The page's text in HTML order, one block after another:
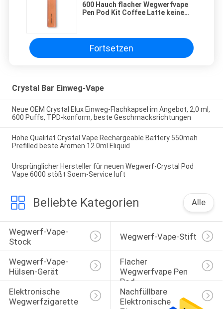
600 Hauch flacher Wegwerfvape
Pen Pod Kit Coffee Latte keine
Fortsetzen
Crystal Bar Einweg-Vape
Neue OEM Crystal Elux Einweg-Flachkapsel im Angebot, 2,0 ml,
600 Puffs, TPD-konform, beste Geschmacksrichtungen
Hohe Qualität Crystal Vape Rechargeable Battery 550mah
Prefilled beste Aromen 12.0ml Eliquid
Ursprünglicher Hersteller für neuen Wegwerf-Crystal Pod
Vape 6000 stößt Soem-Service luft
Beliebte Kategorien Alle
Wegwerf-Vape-
Stock
Wegwerf-Vape-Stift
Wegwerf-Vape-
Hülsen-Gerät
Flacher
Wegwerfvape Pen
Pod
Elektronische
Wegwerfzigarette
Nachfüllbare
Elektronische